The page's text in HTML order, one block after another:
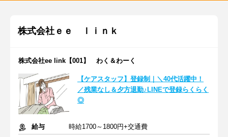
株式会社ｅｅ ｌｉｎｋ
株式会社ee link【001】 わく＆わーく
【ケアスタッフ】登録制｜＼40代活躍中！
／残業なし＆夕方退勤♪LINEで登録らくらく
◎
給与
時給1700～1800円+交通費